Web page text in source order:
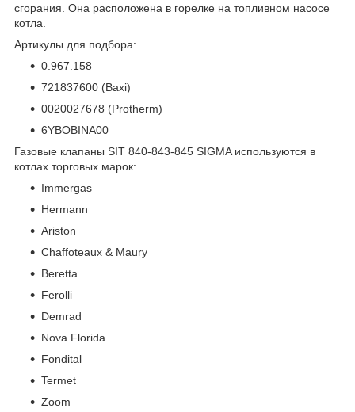
сгорания. Она расположена в горелке на топливном насосе
котла.
Артикулы для подбора:
0.967.158
721837600 (Baxi)
0020027678 (Protherm)
6YBOBINA00
Газовые клапаны SIT 840-843-845 SIGMA используются в
котлах торговых марок:
Immergas
Hermann
Ariston
Chaffoteaux & Maury
Beretta
Ferolli
Demrad
Nova Florida
Fondital
Termet
Zoom